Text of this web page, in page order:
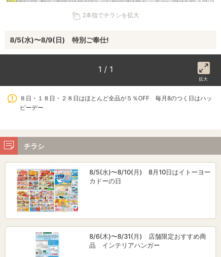
2本指でチラシを拡大
8/5(水)〜8/9(日) 特別ご奉仕!
1 / 1
拡大
８日・１８日・２８日はほとんど全品が５％OFF 毎月8のつく日はハッ
ピーデー
チラシ
8/5(水)〜8/10(月) 8月10日はイトーヨー
カドーの日
8/6(木)〜8/31(月) 店舗限定おすすめ商
品 インテリアハンガー